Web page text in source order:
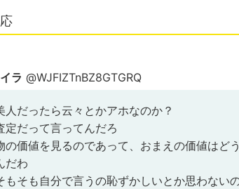
ラ @WJFIZTnBZ8GTGRQ
人だったら云々とかアホなのか？
定だって言ってんだろ
の価値を見るのであって、おまえの価値はど
だわ
もそも自分で言うの恥ずかしいとか思わない